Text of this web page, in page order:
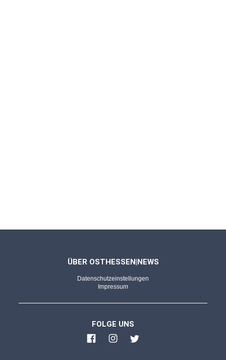
FULDA - 03.05.2026
Was wir lesen, was wir schauen (143)
ÜBER OSTHESSEN|NEWS
Datenschutzeinstellungen
Impressum
FOLGE UNS